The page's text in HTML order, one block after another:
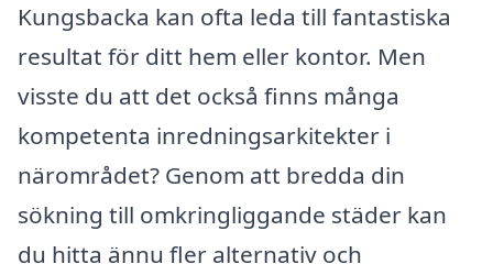
Kungsbacka kan ofta leda till fantastiska
resultat för ditt hem eller kontor. Men
visste du att det också finns många
kompetenta inredningsarkitekter i
närområdet? Genom att bredda din
sökning till omkringliggande städer kan
du hitta ännu fler alternativ och